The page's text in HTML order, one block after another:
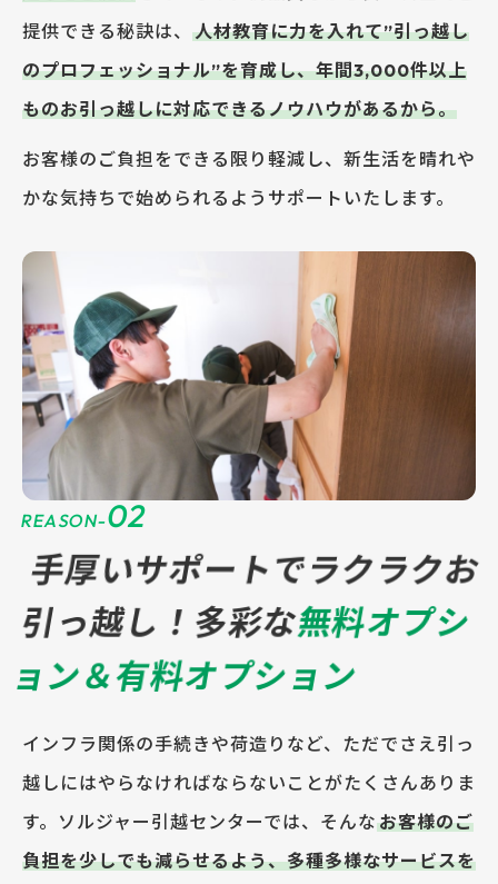
提供できる秘訣は、 人材教育に力を入れて”引っ越し
のプロフェッショナル”を育成し、年間3,000件以上
ものお引っ越しに対応できるノウハウがあるから。
お客様のご負担をできる限り軽減し、新生活を晴れや
かな気持ちで始められるようサポートいたします。
REASON-02
手厚いサポートでラクラクお
引っ越し！多彩な無料オプシ
ョン＆有料オプション
インフラ関係の手続きや荷造りなど、ただでさえ引っ
越しにはやらなければならないことがたくさんありま
す。ソルジャー引越センターでは、そんな お客様のご
負担を少しでも減らせるよう、多種多様なサービスを